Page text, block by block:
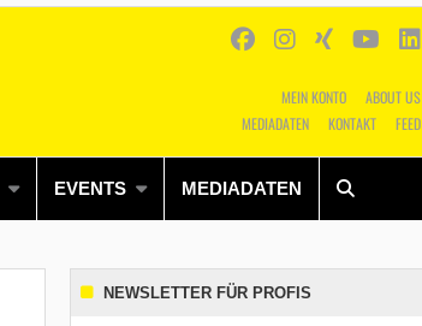
MEIN KONTO
ABOUT US
MEDIADATEN
KONTAKT FEED
EVENTS MEDIADATEN
Alles Shop SUCHEN
NEWSLETTER FÜR PROFIS